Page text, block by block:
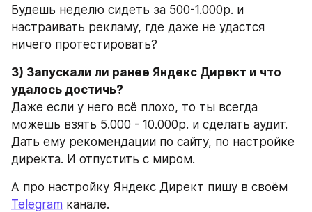
Будешь неделю сидеть за 500-1.000р. и
настраивать рекламу, где даже не удастся
ничего протестировать?
3) Запускали ли ранее Яндекс Директ и что
удалось достичь?
Даже если у него всё плохо, то ты всегда
можешь взять 5.000 - 10.000р. и сделать аудит.
Дать ему рекомендации по сайту, по настройке
директа. И отпустить с миром.
Telegram канале.